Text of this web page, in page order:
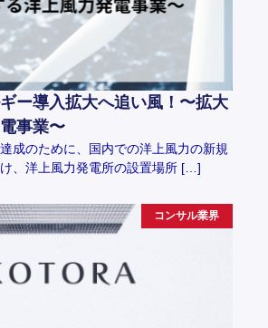
ー導入拡大へ追い風！〜拡大
事業〜
成のために、国内での洋上風力の新規
、洋上風力発電所の設置場所 […]
コンサル業界